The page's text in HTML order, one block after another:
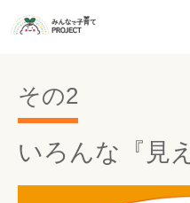
その2
いろんな『見